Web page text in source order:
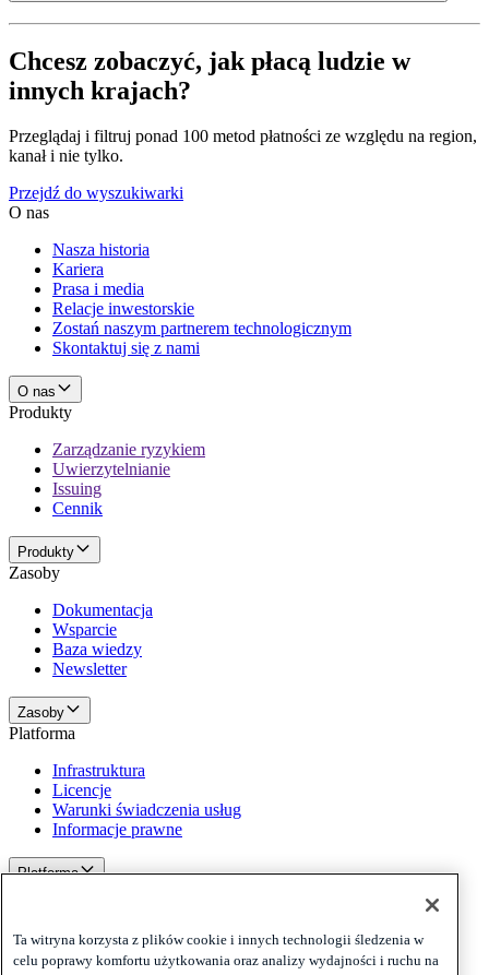
Chcesz zobaczyć, jak płacą ludzie w
innych krajach?
Przeglądaj i filtruj ponad 100 metod płatności ze względu na region,
kanał i nie tylko.
Przejdź do wyszukiwarki
O nas
Nasza historia
Kariera
Prasa i media
Relacje inwestorskie
Zostań naszym partnerem technologicznym
Skontaktuj się z nami
O nas
Produkty
Zarządzanie ryzykiem
Uwierzytelnianie
Issuing
Cennik
Produkty
Zasoby
Dokumentacja
Wsparcie
Baza wiedzy
Newsletter
Zasoby
Platforma
Infrastruktura
Licencje
Warunki świadczenia usług
Informacje prawne
Platforma
Privacy
Cookies
Disclaimer
Ta witryna korzysta z plików cookie i innych technologii śledzenia w
celu poprawy komfortu użytkowania oraz analizy wydajności i ruchu na